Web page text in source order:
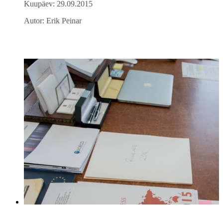
Kuupäev: 29.09.2015
Autor: Erik Peinar